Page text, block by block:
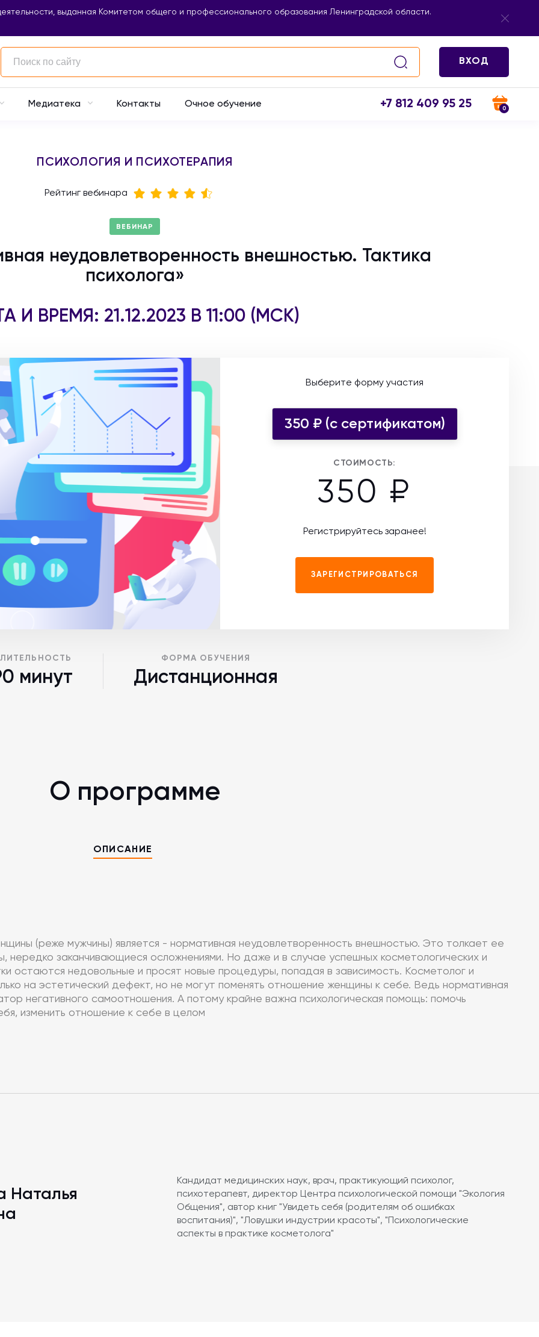
выданная Комитетом общего и профессионального образования Ленинградской области.
ВХОД
Медиатека Контакты Очное обучение +7 812 409 95 25 0
ПСИХОЛОГИЯ И ПСИХОТЕРАПИЯ
Рейтинг вебинара
ВЕБИНАР
неудовлетворенность внешностью. Тактика
психолога»
И ВРЕМЯ: 21.12.2023 В 11:00 (МСК)
Выберите форму участия
350 ₽ (c сертификатом)
СТОИМОСТЬ:
350 ₽
Регистрируйтесь заранее!
ЗАРЕГИСТРИРОВАТЬСЯ
минут
ФОРМА ОБУЧЕНИЯ
Дистанционная
О программе
ОПИСАНИЕ
(реже мужчины) является - нормативная неудовлетворенность внешностью. Это толкает ее
нередко заканчивающиеся осложнениями. Но даже и в случае успешных косметологических и
остаются недовольные и просят новые процедуры, попадая в зависимость. Косметолог и
на эстетический дефект, но не могут поменять отношение женщины к себе. Ведь нормативная
негативного самоотношения. А потому крайне важна психологическая помощь: помочь
изменить отношение к себе в целом
Наталья
Кандидат медицинских наук, врач, практикующий психолог,
психотерапевт, директор Центра психологической помощи "Экология
Общения", автор книг "Увидеть себя (родителям об ошибках
воспитания)", "Ловушки индустрии красоты", "Психологические
аспекты в практике косметолога"